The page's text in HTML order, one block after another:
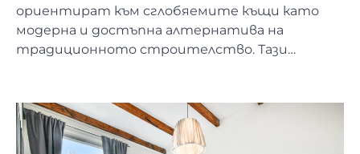
ориентират към сглобяемите къщи като
модерна и достъпна алтернатива на
традиционното строителство. Тази…